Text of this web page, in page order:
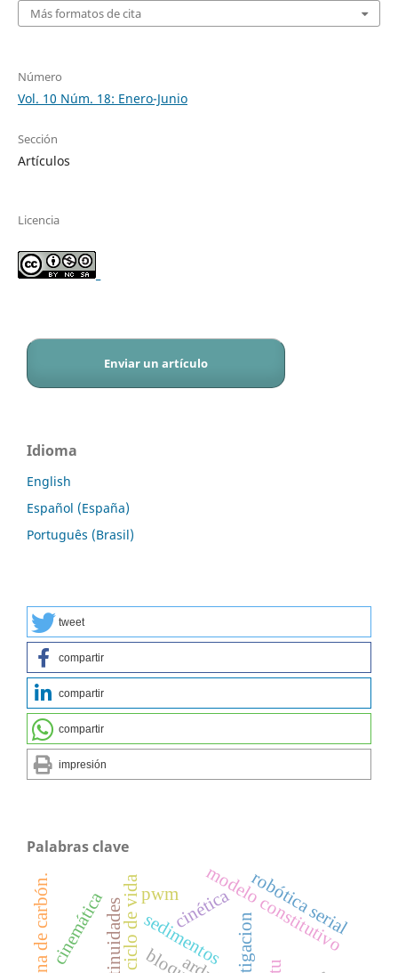
Más formatos de cita
Número
Vol. 10 Núm. 18: Enero-Junio
Sección
Artículos
Licencia
_
Enviar un artículo
Idioma
English
Español (España)
Português (Brasil)
tweet
compartir
compartir
compartir
impresión
Palabras clave
modelo constitutivo
sedimentos
cinemática cinética
mina de carbón. robótica serial
pwm